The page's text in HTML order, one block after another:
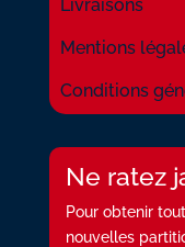
Livraisons
Mentions
Conditions
Ne ratez
Pour obtenir
nouvelles